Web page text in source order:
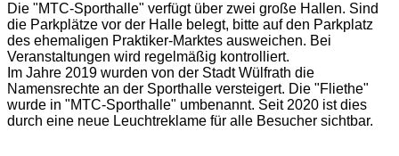
Die "MTC-Sporthalle" verfügt über zwei große Hallen. Sind
die Parkplätze vor der Halle belegt, bitte auf den Parkplatz
des ehemaligen Praktiker-Marktes ausweichen. Bei
Veranstaltungen wird regelmäßig kontrolliert.
Im Jahre 2019 wurden von der Stadt Wülfrath die
Namensrechte an der Sporthalle versteigert. Die "Fliethe"
wurde in "MTC-Sporthalle" umbenannt. Seit 2020 ist dies
durch eine neue Leuchtreklame für alle Besucher sichtbar.